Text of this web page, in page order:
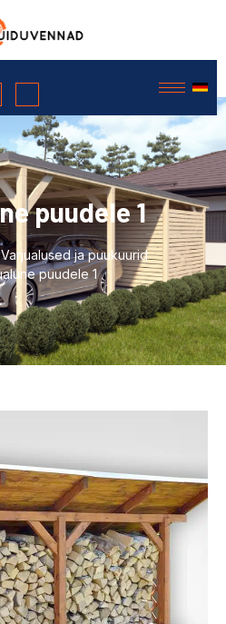
puudele 1
Varjualused ja puukuurid
puudele 1